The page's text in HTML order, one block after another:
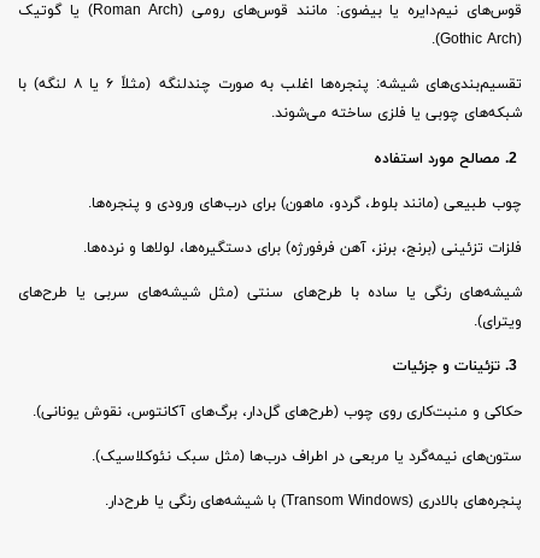
قوس‌های نیم‌دایره یا بیضوی: مانند قوس‌های رومی (Roman Arch) یا گوتیک
(Gothic Arch).
تقسیم‌بندی‌های شیشه: پنجره‌ها اغلب به صورت چندلنگه (مثلاً ۶ یا ۸ لنگه) با
شبکه‌های چوبی یا فلزی ساخته می‌شوند.
چوب طبیعی (مانند بلوط، گردو، ماهون) برای درب‌های ورودی و پنجره‌ها.
فلزات تزئینی (برنج، برنز، آهن فرفورژه) برای دستگیره‌ها، لولاها و نرده‌ها.
شیشه‌های رنگی یا ساده با طرح‌های سنتی (مثل شیشه‌های سربی یا طرح‌های
ویترای).
3. تزئینات و جزئیات
حکاکی و منبت‌کاری روی چوب (طرح‌های گل‌دار، برگ‌های آکانتوس، نقوش یونانی).
ستون‌های نیمه‌گرد یا مربعی در اطراف درب‌ها (مثل سبک نئوکلاسیک).
پنجره‌های بالادری (Transom Windows) با شیشه‌های رنگی یا طرح‌دار.